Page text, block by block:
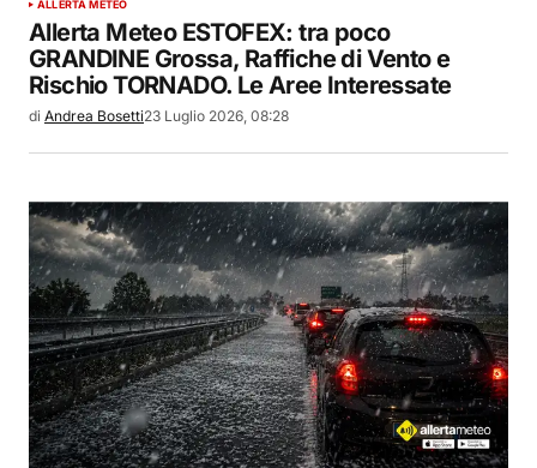
ALLERTA METEO
Allerta Meteo ESTOFEX: tra poco
GRANDINE Grossa, Raffiche di Vento e
Rischio TORNADO. Le Aree Interessate
di Andrea Bosetti23 Luglio 2026, 08:28